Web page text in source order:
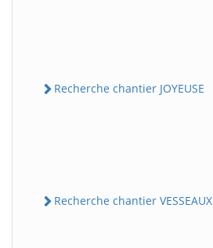
Recherche chantier JOYEUSE
Recherche chantier VESSEAUX